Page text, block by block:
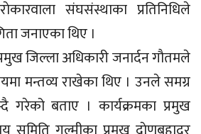
संघसंस्थाका प्रतिनिधिले
जनाएका थिए ।
जिल्ला अधिकारी जनार्दन गाैतमले
मन्तव्य राखेका थिए । उनले समग्र
गरेको बताए । कार्यक्रमका प्रमुख